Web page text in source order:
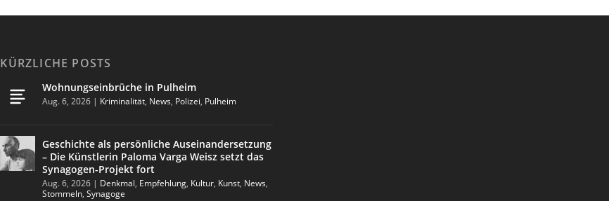
KÜRZLICHE POSTS
Wohnungseinbrüche in Pulheim
Aug. 6, 2026 | Kriminalität, News, Polizei, Pulheim
Geschichte als persönliche Auseinandersetzung
– Die Künstlerin Paloma Varga Weisz setzt das
Synagogen-Projekt fort
Aug. 6, 2026 | Denkmal, Empfehlung, Kultur, Kunst, News,
Stommeln,Synagoge